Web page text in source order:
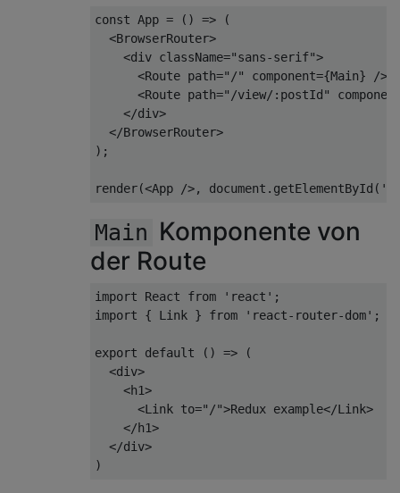
const App = () => (
<BrowserRouter>
<div className="sans-serif">
<Route path="/" component={Main} />
<Route path="/view/:postId"
</div>
</BrowserRouter>
);
render(<App />, document .getElementById(
Main Komponente von
der Route
import React from 'react'
import { Link } from 'react-router-dom' ;
export default () => (
<div>
<h1>
<Link to="/">Redux example</Link>
</h1>
</div>